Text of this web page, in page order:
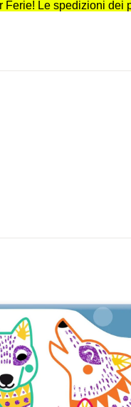
Ferie! Le spedizioni